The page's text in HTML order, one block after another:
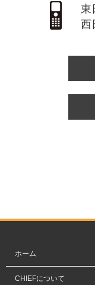
東
西
ホーム
CHIEFについて